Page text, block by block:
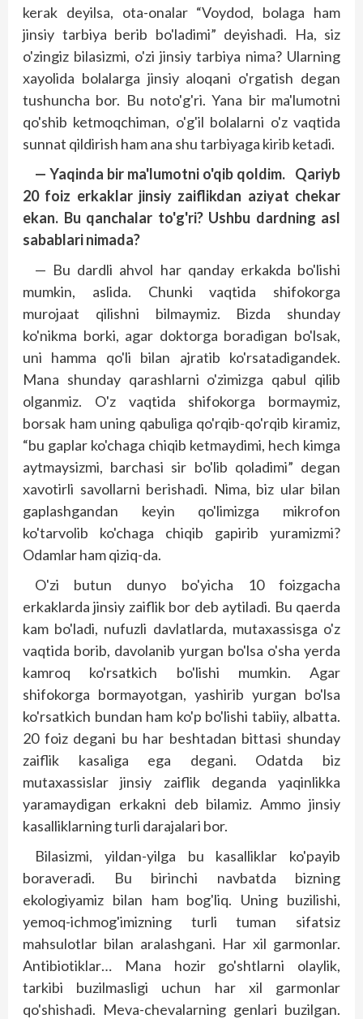
kerak de­yilsa, ota-onalar “Voydod, bolaga ham
jinsiy tarbiya berib bo'ladimi” deyishadi. Ha, siz
o'zingiz bilasizmi, o'zi jinsiy tarbiya nima? Ularning
xayolida bolalarga jinsiy aloqani o'rgatish degan
tushuncha bor. Bu noto'g'ri. Yana bir ma'lumotni
qo'shib ketmoqchiman, o'g'il bolalarni o'z vaqtida
sunnat qildirish ham ana shu tarbiyaga kirib ketadi.
— Yaqinda bir ma'lumotni o'qib qoldim. Qariyb
20 foiz erkaklar jinsiy zaiflikdan aziyat chekar
ekan. Bu qanchalar to'g'ri? Ushbu dardning asl
sabablari nimada?
— Bu dardli ahvol har qanday erkakda bo'lishi
mumkin, aslida. Chunki vaqtida shifokorga
murojaat qilishni bilmaymiz. Bizda shunday
ko'nikma borki, agar doktorga boradigan bo'lsak,
uni hamma qo'li bilan ajratib ko'rsatadigandek.
Mana shunday qarashlarni o'zimizga qabul qilib
olganmiz. O'z vaqtida shifokorga bormaymiz,
borsak ham uning qabuliga qo'rqib-qo'rqib kiramiz,
“bu gaplar ko'chaga chiqib ketmaydimi, hech kimga
aytmaysizmi, barchasi sir bo'lib qoladimi” degan
xavotirli savollarni berishadi. Nima, biz ular bilan
gaplashgandan keyin qo'limizga mikrofon
ko'tarvolib ko'chaga chiqib gapirib yuramizmi?
Odamlar ham qiziq-da.
O'zi butun dunyo bo'yicha 10 foizgacha
erkaklarda jinsiy zaiflik bor deb aytiladi. Bu qaerda
kam bo'ladi, nufuzli davlatlarda, mutaxassisga o'z
vaqtida borib, davolanib yurgan bo'lsa o'sha yerda
kamroq ko'rsatkich bo'lishi mumkin. Agar
shifokorga bormayotgan, yashirib yurgan bo'lsa
ko'rsatkich bundan ham ko'p bo'lishi tabiiy, albatta.
20 foiz degani bu har beshtadan bittasi shunday
zaiflik kasaliga ega degani. Odatda biz
mutaxassislar jinsiy zaiflik deganda yaqinlikka
yaramaydigan erkakni deb bilamiz. Ammo jinsiy
kasalliklarning turli darajalari bor.
Bilasizmi, yildan-yilga bu kasalliklar ko'payib
boraveradi. Bu birinchi navbatda bizning
ekologiyamiz bilan ham bog'liq. Uning buzilishi,
yemoq-ichmog'imizning turli tuman sifatsiz
mahsulotlar bilan aralashgani. Har xil garmonlar.
Antibiotiklar… Mana hozir go'shtlarni olaylik,
tarkibi buzilmasligi uchun har xil garmonlar
qo'shishadi. Meva-chevalarning genlari buzilgan.